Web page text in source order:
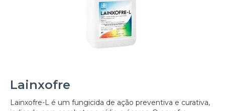
Lainxofre
Lainxofre-L é um fungicida de ação preventiva e curativa,